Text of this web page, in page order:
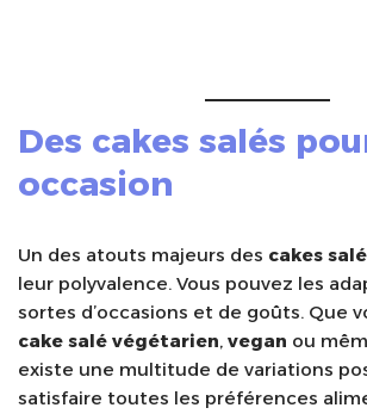
Des cakes salés
occasion
Un des atouts majeurs des cakes
leur polyvalence. Vous pouvez les
sortes d’occasions et de goûts. Que
cake salé végétarien, vegan ou
existe une multitude de variations
satisfaire toutes les préférences